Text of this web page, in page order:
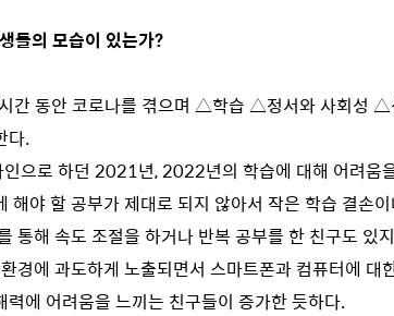
들의 모습이 있는가?
간 동안 코로나를 겪으며 △학습 △정서와 사회성
다.
으로 하던 2021년, 2022년의 학습에 대해 어려움
해야 할 공부가 제대로 되지 않아서 작은 학습 결손
통해 속도 조절을 하거나 반복 공부를 한 친구도 있
경에 과도하게 노출되면서 스마트폰과 컴퓨터에 대
에 어려움을 느끼는 친구들이 증가한 듯하다.